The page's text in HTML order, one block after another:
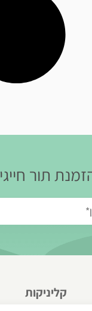
תור חייגי
קליניקות